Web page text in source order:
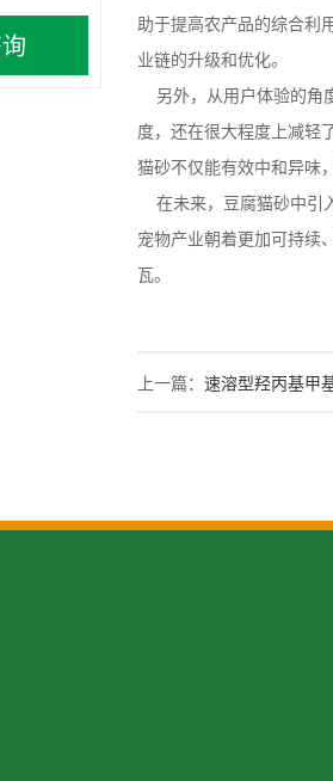
助于提高农产品的综合利
业链的升级和优化。
另外，从用户体验的角
度，还在很大程度上减轻
猫砂不仅能有效中和异味
在未来，豆腐猫砂中引
宠物产业朝着更加可持续
瓦。
上一篇： 速溶型羟丙基甲